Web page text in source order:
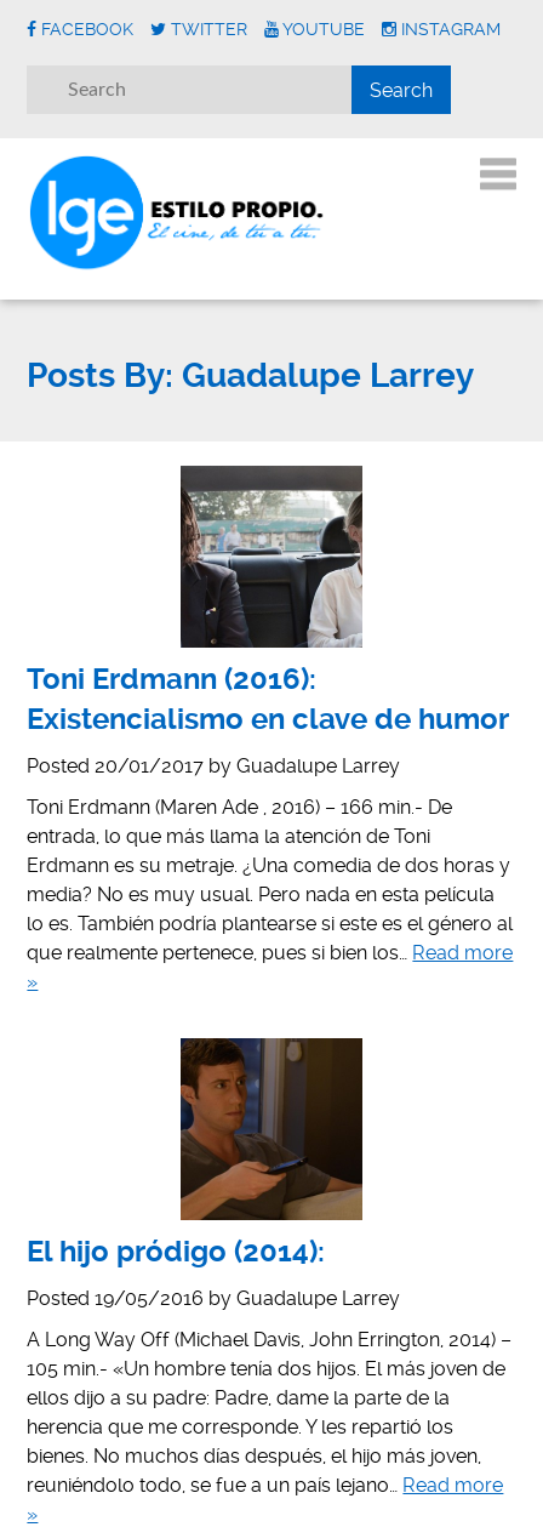
FACEBOOK TWITTER YOUTUBE INSTAGRAM
Posts By: Guadalupe Larrey
Toni Erdmann (2016):
Existencialismo en clave de humor
Posted 20/01/2017 byGuadalupe Larrey
Toni Erdmann (Maren Ade , 2016) – 166 min.- De
entrada, lo que más llama la atención de Toni
Erdmann es su metraje. ¿Una comedia de dos horas y
media? No es muy usual. Pero nada en esta película
lo es. También podría plantearse si este es el género al
que realmente pertenece, pues si bien los… Read more
»
El hijo pródigo (2014):
Posted19/05/2016 byGuadalupe Larrey
A Long Way Off (Michael Davis, John Errington, 2014) –
105 min.- «Un hombre tenía dos hijos. El más joven de
ellos dijo a su padre: Padre, dame la parte de la
herencia que me corresponde. Y les repartió los
bienes. No muchos días después, el hijo más joven,
reuniéndolo todo, se fue a un país lejano… Read more
»